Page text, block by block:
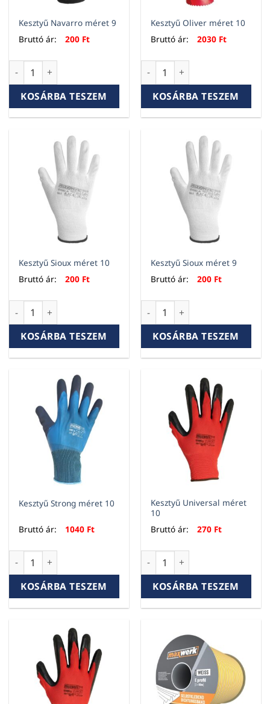
Kesztyű Navarro méret 9
Bruttó ár:
200 Ft
Kesztyű Navarro méret 9 mennyiség
KOSÁRBA TESZEM
Kesztyű Oliver méret 10
Bruttó ár:
2030 Ft
Kesztyű Oliver méret 10
KOSÁRBA TESZEM
Kesztyű Sioux méret 10
Bruttó ár:
200 Ft
Kesztyű Sioux méret 10 mennyiség
KOSÁRBA TESZEM
Kesztyű Sioux méret 9
Bruttó ár:
200 Ft
Kesztyű Sioux méret 9
KOSÁRBA TESZEM
Kesztyű Strong méret 10
Bruttó ár: 1040 Ft
Kesztyű Strong méret 10 mennyiség
KOSÁRBA TESZEM
Kesztyű Universal méret
10
Bruttó ár:
270 Ft
Kesztyű Universal méret 10
KOSÁRBA TESZEM